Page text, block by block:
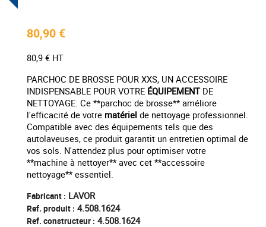
80,90 €
80,9 € HT
PARCHOC DE BROSSE POUR XXS, UN ACCESSOIRE
INDISPENSABLE POUR VOTRE ÉQUIPEMENT DE
NETTOYAGE. Ce **parchoc de brosse** améliore
l'efficacité de votre matériel de nettoyage professionnel.
Compatible avec des équipements tels que des
autolaveuses, ce produit garantit un entretien optimal de
vos sols. N'attendez plus pour optimiser votre
**machine à nettoyer** avec cet **accessoire
nettoyage** essentiel.
Fabricant : LAVOR
Ref. produit : 4.508.1624
Ref. constructeur : 4.508.1624